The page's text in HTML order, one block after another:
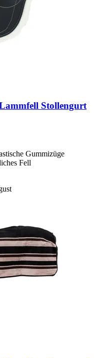
Stollengurt
Gummizüge
Fell